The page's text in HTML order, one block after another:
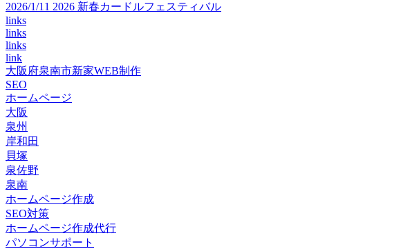
2026/1/11 2026 新春カードルフェスティバル
links
links
links
link
大阪府泉南市新家WEB制作
SEO
ホームページ
大阪
泉州
岸和田
貝塚
泉佐野
泉南
ホームページ作成
SEO対策
ホームページ作成代行
パソコンサポート